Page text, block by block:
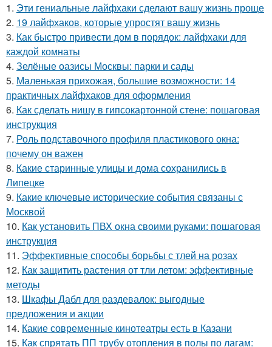
1. Эти гениальные лайфхаки сделают вашу жизнь проще
2. 19 лайфхаков, которые упростят вашу жизнь
3. Как быстро привести дом в порядок: лайфхаки для
каждой комнаты
4. Зелёные оазисы Москвы: парки и сады
5. Маленькая прихожая, большие возможности: 14
практичных лайфхаков для оформления
6. Как сделать нишу в гипсокартонной стене: пошаговая
инструкция
7. Роль подставочного профиля пластикового окна:
почему он важен
8. Какие старинные улицы и дома сохранились в
Липецке
9. Какие ключевые исторические события связаны с
Москвой
10. Как установить ПВХ окна своими руками: пошаговая
инструкция
11. Эффективные способы борьбы с тлей на розах
12. Как защитить растения от тли летом: эффективные
методы
13. Шкафы Дабл для раздевалок: выгодные
предложения и акции
14. Какие современные кинотеатры есть в Казани
15. Как спрятать ПП трубу отопления в полы по лагам: